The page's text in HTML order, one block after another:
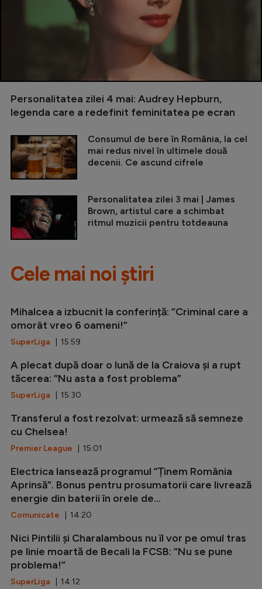
Personalitatea zilei 4 mai: Audrey Hepburn,
legenda care a redefinit feminitatea pe ecran
Consumul de bere în România, la cel
mai redus nivel în ultimele două
decenii. Ce ascund cifrele
Personalitatea zilei 3 mai | James
Brown, artistul care a schimbat
ritmul muzicii pentru totdeauna
Cele mai noi știri
Mihalcea a izbucnit la conferință: ”Criminal care a
omorât vreo 6 oameni!”
SuperLiga | 15:59
A plecat după doar o lună de la Craiova și a rupt
tăcerea: ”Nu asta a fost problema”
SuperLiga | 15:30
Transferul a fost rezolvat: urmează să semneze
cu Chelsea!
Premier League | 15:01
Electrica lansează programul ”Ținem România
Aprinsă”. Bonus pentru prosumatorii care livrează
energie din baterii în orele de...
Comunicate | 14:20
Nici Pintilii și Charalambous nu îl vor pe omul tras
pe linie moartă de Becali la FCSB: ”Nu se pune
problema!”
SuperLiga | 14:12